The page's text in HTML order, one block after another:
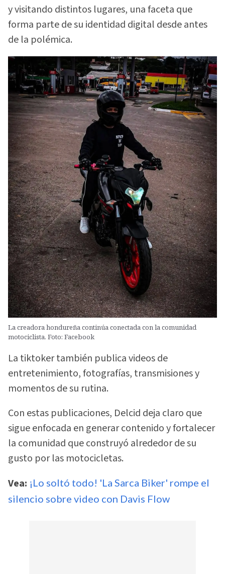
y visitando distintos lugares, una faceta que
forma parte de su identidad digital desde antes
de la polémica.
La creadora hondureña continúa conectada con la comunidad
motociclista. Foto: Facebook
La tiktoker también publica videos de
entretenimiento, fotografías, transmisiones y
momentos de su rutina.
Con estas publicaciones, Delcid deja claro que
sigue enfocada en generar contenido y fortalecer
la comunidad que construyó alrededor de su
gusto por las motocicletas.
Vea: ¡Lo soltó todo! 'La Sarca Biker' rompe el
silencio sobre video con Davis Flow